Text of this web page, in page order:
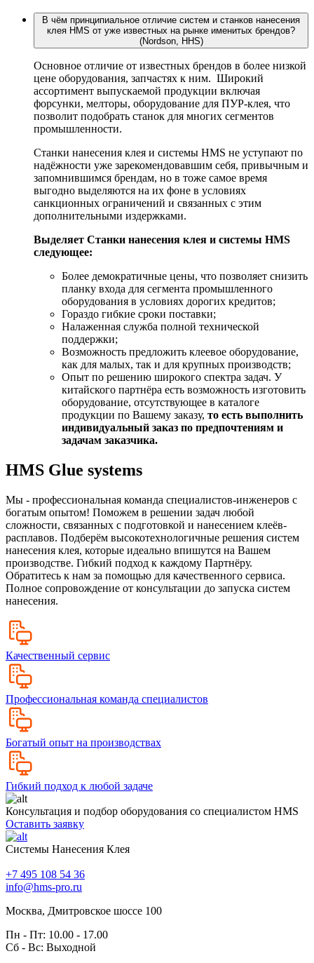
В чём принципиальное отличие систем и станков нанесения
клея HMS от уже известных на рынке именитых брендов?
(Nordson, HHS)
Основное отличие от известных брендов в более низкой
цене оборудования, запчастях к ним. Широкий
ассортимент выпускаемой продукции включая
форсунки, мелторы, оборудование для ПУР-клея, что
позволит подобрать станок для многих сегментов
промышленности.
Станки нанесения клея и системы HMS не уступают по
надёжности уже зарекомендовавшим себя, привычным и
запомнившимся брендам, но в тоже самое время
выгодно выделяются на их фоне в условиях
санкционных ограничений и связанных с этим
дополнительными издержками.
Выделяет Станки нанесения клея и системы HMS
следующее:
Более демократичные цены, что позволяет снизить
планку входа для сегмента промышленного
оборудования в условиях дорогих кредитов;
Гораздо гибкие сроки поставки;
Налаженная служба полной технической
поддержки;
Возможность предложить клеевое оборудование,
как для малых, так и для крупных производств;
Опыт по решению широкого спектра задач. У
китайского партнёра есть возможность изготовить
оборудование, отсутствующее в каталоге
продукции по Вашему заказу, то есть выполнить
индивидуальный заказ по предпочтениям и
задачам заказчика.
HMS Glue systems
Мы - профессиональная команда специалистов-инженеров с
богатым опытом! Поможем в решении задач любой
сложности, связанных с подготовкой и нанесением клеёв-
расплавов. Подберём высокотехнологичные решения систем
нанесения клея, которые идеально впишутся на Вашем
производстве. Гибкий подход к каждому Партнёру.
Обратитесь к нам за помощью для качественного сервиса.
Полное сопровождение от консультации до запуска систем
нанесения.
Качественный сервис
Профессиональная команда специалистов
Богатый опыт на производствах
Гибкий подход к любой задаче
Консультация и подбор оборудования со специалистом HMS
Оставить заявку
Системы Нанесения Клея
+7 495 108 54 36
info@hms-pro.ru
Москва, Дмитровское шоссе 100
Пн - Пт: 10.00 - 17.00
Сб - Вс: Выходной